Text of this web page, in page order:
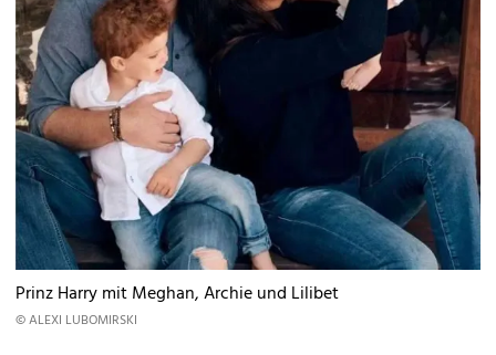
Prinz Harry mit Meghan, Archie und Lilibet
© ALEXI LUBOMIRSKI